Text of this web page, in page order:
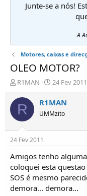
Junte-se a nós!
A
Motores, caixas e
OLEO MOTOR?
I
n
i
i
d
o
r
d
e
T
ó
R1MAN
D
a
t
d
í
i
o
24 Fev 2011
R R1MAN
UMMzito
24 Fev 2011
Amigos tenho
coloquei esta
SOS é mesmo
demora... demora...